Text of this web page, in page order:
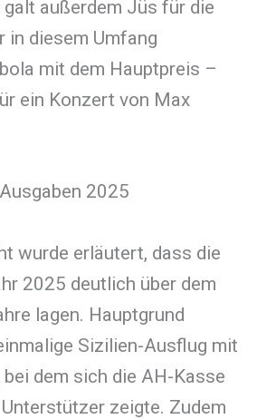
galt außerdem Jüs für die
in diesem Umfang
mit dem Hauptpreis –
ein Konzert von Max
2025
wurde erläutert, dass die
2025 deutlich über dem
lagen. Hauptgrund
Sizilien-Ausflug mit
dem sich die AH-Kasse
zeigte. Zudem